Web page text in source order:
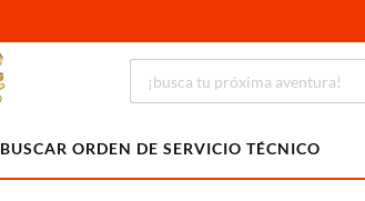
BUSCAR ORDEN DE SERVICIO TÉCNICO